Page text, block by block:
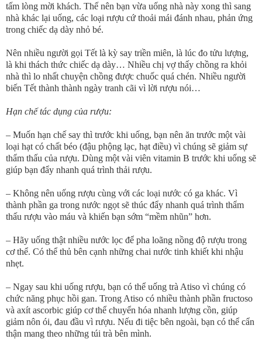
tấm lòng mời khách. Thế nên bạn vừa uống nhà này xong thì sang
nhà khác lại uống, các loại rượu cứ thoải mái đánh nhau, phản ứng
trong chiếc dạ dày nhỏ bé.
Nên nhiều người gọi Tết là kỳ say triền miên, là lúc đo tửu lượng,
là khi thách thức chiếc dạ dày… Nhiều chị vợ thấy chồng ra khỏi
nhà thì lo nhất chuyện chồng được chuốc quá chén. Nhiều người
biến Tết thành thành ngày tranh cãi vì lời rượu nói…
Hạn chế tác dụng của rượu:
– Muốn hạn chế say thì trước khi uống, bạn nên ăn trước một vài
loại hạt có chất béo (đậu phộng lạc, hạt điều) vì chúng sẽ giảm sự
thẩm thấu của rượu. Dùng một vài viên vitamin B trước khi uống sẽ
giúp bạn đẩy nhanh quá trình thải rượu.
– Không nên uống rượu cùng với các loại nước có ga khác. Vì
thành phần ga trong nước ngọt sẽ thúc đẩy nhanh quá trình thẩm
thấu rượu vào máu và khiến bạn sớm “mềm nhũn” hơn.
– Hãy uống thật nhiều nước lọc để pha loãng nồng độ rượu trong
cơ thể. Có thể thủ bên cạnh những chai nước tinh khiết khi nhậu
nhẹt.
– Ngay sau khi uống rượu, bạn có thể uống trà Atiso vì chúng có
chức năng phục hồi gan. Trong Atiso có nhiều thành phần fructoso
và axít ascorbic giúp cơ thể chuyển hóa nhanh lượng cồn, giúp
giảm nôn ói, đau đầu vì rượu. Nếu đi tiệc bên ngoài, bạn có thể cẩn
thận mang theo những túi trà bên mình.